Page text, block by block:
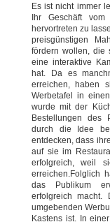
Es ist nicht immer
Ihr Geschäft
hervortreten zu
preisgünstigen
fördern wollen, die
eine interaktive
hat. Da es
erreichen, haben
Werbetafel in
wurde mit der
Bestellungen des
durch die Idee
entdecken, dass
auf sie im
erfolgreich, weil
erreichen.Folglich
das Publikum
erfolgreich
umgebenden
Kastens ist. In